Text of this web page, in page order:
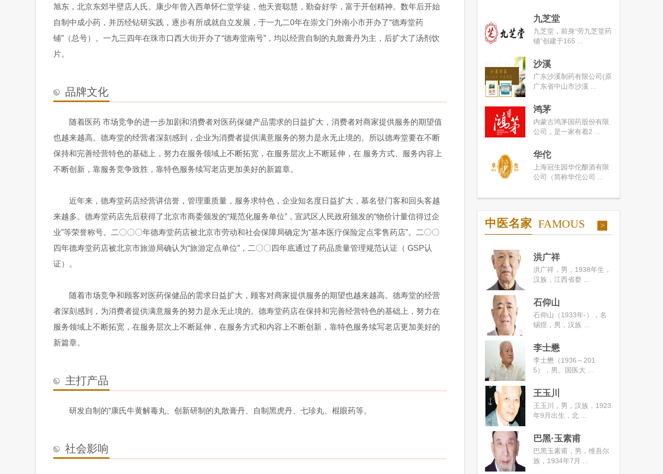
旭东，北京东郊半壁店人氏。康少年曾入西单怀仁堂学徒，他天资聪慧，勤奋好学，富于开创精神。数年后开始
自制中成小药，并历经钻研实践，逐步有所成就自立发展，于一九二0年在崇文门外南小市开办了“德寿堂药
铺”（总号）。一九三四年在珠市口西大街开办了“德寿堂南号”，均以经营自制的丸散膏丹为主，后扩大了汤剂饮
片。
品牌文化
随着医药 市场竞争的进一步加剧和消费者对医药保健产品需求的日益扩大，消费者对商家提供服务的期望值
也越来越高。德寿堂的经营者深刻感到，企业为消费者提供满意服务的努力是永无止境的。所以德寿堂要在不断
保持和完善经营特色的基础上，努力在服务领域上不断拓宽，在服务层次上不断延伸，在 服务方式、服务内容上
不断创新，靠服务竞争致胜，靠特色服务续写老店更加美好的新篇章。
近年来，德寿堂药店经营讲信誉，管理重质量，服务求特色，企业知名度日益扩大，慕名登门客和回头客越
来越多。德寿堂药店先后获得了北京市商委颁发的“规范化服务单位”，宣武区人民政府颁发的“物价计量信得过企
业”等荣誉称号。二〇〇〇年德寿堂药店被北京市劳动和社会保障局确定为“基本医疗保险定点零售药店”。二〇〇
四年德寿堂药店被北京市旅游局确认为“旅游定点单位”，二〇〇四年底通过了药品质量管理规范认证（ GSP认
证）。
随着市场竞争和顾客对医药保健品的需求日益扩大，顾客对商家提供服务的期望也越来越高。德寿堂的经营
者深刻感到，为消费者提供满意服务的努力是永无止境的。德寿堂药店在保持和完善经营特色的基础上，努力在
服务领域上不断拓宽，在服务层次上不断延伸，在服务方式和内容上不断创新，靠特色服务续写老店更加美好的
新篇章。
主打产品
研发自制的“康氏牛黄解毒丸、 创新研制的丸散膏丹、 自制黑虎丹、七珍丸、棍眼药等。
社会影响
九芝堂
九芝堂，前身“劳九芝堂药
铺”创建于165 ...
沙溪
广东沙溪制药有限公司(原
广东省中山市沙溪 ...
鸿茅
内蒙古鸿茅国药股份有限
公司，是一家有着2 ...
华佗
上海冠生园华佗酿酒有限
公司（简称华佗公司 ...
中医名家 FAMOUS >
洪广祥
洪广祥，男，1938年生，
汉族，江西省婺 ...
石仰山
石仰山（1933年-），名
锡煜，男，汉族 ...
李士懋
李士懋（1936～201
5），男。国医大 ...
王玉川
王玉川，男，汉族，1923
年9月出生，北 ...
巴黑·玉素甫
巴黑玉素甫，男，维吾尔
族，1934年7月 ...